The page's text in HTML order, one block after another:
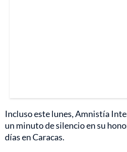
Incluso este lunes, Amnistía
un minuto de silencio en su
días en Caracas.